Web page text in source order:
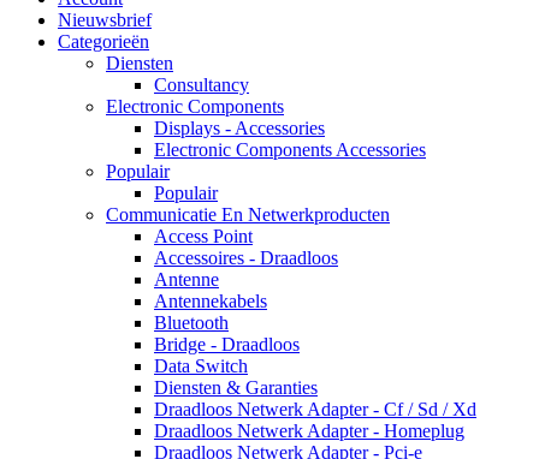
Nieuwsbrief
Categorieën
Diensten
Consultancy
Electronic Components
Displays - Accessories
Electronic Components Accessories
Populair
Populair
Communicatie En Netwerkproducten
Access Point
Accessoires - Draadloos
Antenne
Antennekabels
Bluetooth
Bridge - Draadloos
Data Switch
Diensten & Garanties
Draadloos Netwerk Adapter - Cf / Sd / Xd
Draadloos Netwerk Adapter - Homeplug
Draadloos Netwerk Adapter - Pci-e